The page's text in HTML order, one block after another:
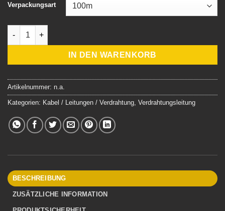
Verpackungsart
Verdrahtungsleitung H05V-K 0,5qmm Menge
IN DEN WARENKORB
Artikelnummer: n.a.
Kategorien: Kabel / Leitungen / Verdrahtung Verdrahtungsleitung
BESCHREIBUNG
ZUSÄTZLICHE INFORMATION